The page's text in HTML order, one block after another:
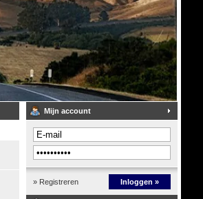
Mijn account
» Registreren Inloggen »